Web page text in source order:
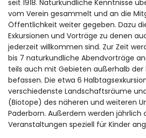
seit 1918. Naturkundliche Kenntnisse
vom Verein gesammelt und an die
Öffentlichkeit weiter gegeben. Dazu
Exkursionen und Vorträge zu denen
jederzeit willkommen sind. Zur Zeit
bis 7 naturkundliche Abendvorträge
teils auch mit Gebieten außerhalb der
befassen. Die etwa 6
verschiedenste Landschaftsräume
(Biotope) des näheren und weiteren
Paderborn. Außerdem werden jährlich
Veranstaltungen speziell für Kinder